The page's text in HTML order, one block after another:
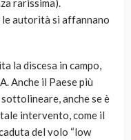
rarissima).
le autorità si affannano
la discesa in campo,
Anche il Paese più
anche se è
intervento, come il
del volo “low